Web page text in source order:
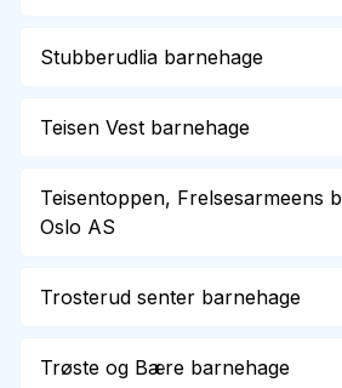
Stubberudlia barnehage
Teisen Vest barnehage
Teisentoppen, Frelsesarmeens
Oslo AS
Trosterud senter barnehage
Trøste og Bære barnehage